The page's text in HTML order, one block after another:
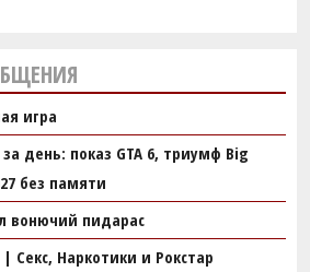
игра
день: показ GTA 6, триумф Big
без памяти
вонючий пидарас
| Секс, Наркотики и Рокстар